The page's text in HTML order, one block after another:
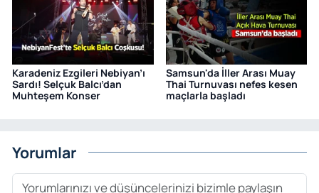
Karadeniz Ezgileri Nebiyan’ı
Sardı! Selçuk Balcı’dan
Muhteşem Konser
Samsun'da İller Arası Muay
Thai Turnuvası nefes kesen
maçlarla başladı
Yorumlar